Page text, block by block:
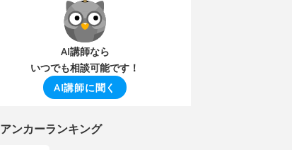
AI講師なら
いつでも相談可能です！
AI講師に聞く
アンカーランキング